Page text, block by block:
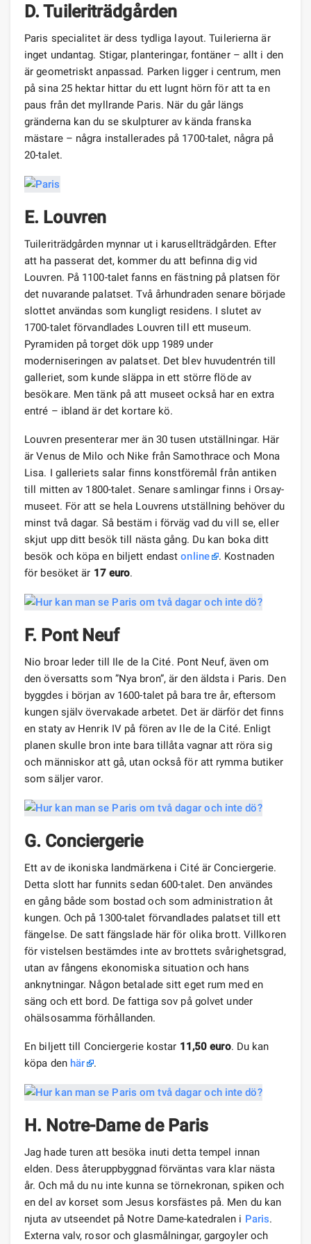
D. Tuileriträdgården
Paris specialitet är dess tydliga layout. Tuilerierna är
inget undantag. Stigar, planteringar, fontäner – allt i den
är geometriskt anpassad. Parken ligger i centrum, men
på sina 25 hektar hittar du ett lugnt hörn för att ta en
paus från det myllrande Paris. När du går längs
gränderna kan du se skulpturer av kända franska
mästare – några installerades på 1700-talet, några på
20-talet.
E. Louvren
Tuileriträdgården mynnar ut i karusellträdgården. Efter
att ha passerat det, kommer du att befinna dig vid
Louvren. På 1100-talet fanns en fästning på platsen för
det nuvarande palatset. Två århundraden senare började
slottet användas som kungligt residens. I slutet av
1700-talet förvandlades Louvren till ett museum.
Pyramiden på torget dök upp 1989 under
moderniseringen av palatset. Det blev huvudentrén till
galleriet, som kunde släppa in ett större flöde av
besökare. Men tänk på att museet också har en extra
entré – ibland är det kortare kö.
Louvren presenterar mer än 30 tusen utställningar. Här
är Venus de Milo och Nike från Samothrace och Mona
Lisa. I galleriets salar finns konstföremål från antiken
till mitten av 1800-talet. Senare samlingar finns i Orsay-
museet. För att se hela Louvrens utställning behöver du
minst två dagar. Så bestäm i förväg vad du vill se, eller
skjut upp ditt besök till nästa gång. Du kan boka ditt
besök och köpa en biljett endastonline
. Kostnaden
för besöket är 17 euro.
F. Pont Neuf
Nio broar leder till Ile de la Cité. Pont Neuf, även om
den översatts som ”Nya bron”, är den äldsta i Paris. Den
byggdes i början av 1600-talet på bara tre år, eftersom
kungen själv övervakade arbetet. Det är därför det finns
en staty av Henrik IV på fören av Ile de la Cité. Enligt
planen skulle bron inte bara tillåta vagnar att röra sig
och människor att gå, utan också för att rymma butiker
som säljer varor.
G. Conciergerie
Ett av de ikoniska landmärkena i Cité är Conciergerie.
Detta slott har funnits sedan 600-talet. Den användes
en gång både som bostad och som administration åt
kungen. Och på 1300-talet förvandlades palatset till ett
fängelse. De satt fängslade här för olika brott. Villkoren
för vistelsen bestämdes inte av brottets svårighetsgrad,
utan av fångens ekonomiska situation och hans
anknytningar. Någon betalade sitt eget rum med en
säng och ett bord. De fattiga sov på golvet under
ohälsosamma förhållanden.
En biljett till Conciergerie kostar 11,50 euro. Du kan
köpa den här .
H. Notre-Dame de Paris
Jag hade turen att besöka inuti detta tempel innan
elden. Dess återuppbyggnad förväntas vara klar nästa
år. Och må du nu inte kunna se törnekronan, spiken och
en del av korset som Jesus korsfästes på. Men du kan
njuta av utseendet på Notre Dame-katedralen i Paris.
Externa valv, rosor och glasmålningar, gargoyler och